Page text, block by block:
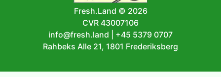
Fresh.Land © 2026
CVR 43007106
info@fresh.land
+45 5379 0707
Rahbeks Alle 21, 1801 Frederiksberg